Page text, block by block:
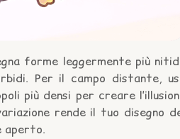
forme leggermente più
Per il campo distante,
più densi per creare
rende il tuo disegno
aperto.